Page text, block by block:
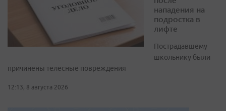
нападения на
подростка в
лифте
Пострадавшему
школьнику были
причинены телесные повреждения
12:13, 8 августа 2026